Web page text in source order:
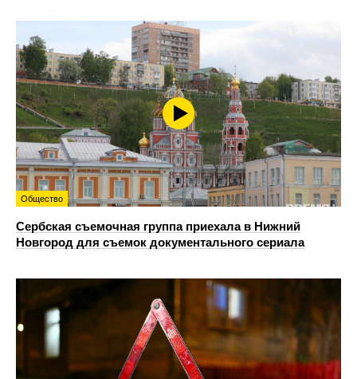
Общество
Сербская съемочная группа приехала в Нижний
Новгород для съемок документального сериала